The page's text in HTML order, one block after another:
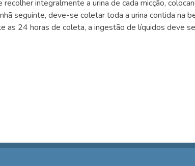
recolher integralmente a urina de cada micção,
seguinte, deve-se coletar toda a urina contida na
as 24 horas de coleta, a ingestão de líquidos deve